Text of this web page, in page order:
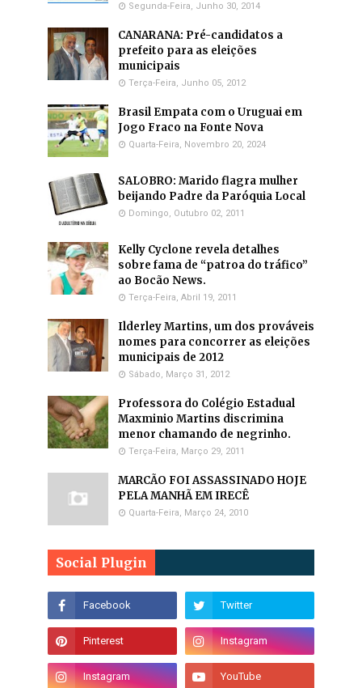
Segunda-Feira, Junho 30, 2014
CANARANA: Pré-candidatos a
prefeito para as eleições
municipais
Terça-Feira, Junho 05, 2012
Brasil Empata com o Uruguai em
Jogo Fraco na Fonte Nova
Quarta-Feira, Novembro 20, 2024
SALOBRO: Marido flagra mulher
beijando Padre da Paróquia Local
Domingo, Outubro 02, 2011
Kelly Cyclone revela detalhes
sobre fama de “patroa do tráfico”
ao Bocão News.
Terça-Feira, Abril 19, 2011
Ilderley Martins, um dos prováveis
nomes para concorrer as eleições
municipais de 2012
Sábado, Março 31, 2012
Professora do Colégio Estadual
Maxminio Martins discrimina
menor chamando de negrinho.
Terça-Feira, Março 29, 2011
MARCÃO FOI ASSASSINADO HOJE
PELA MANHÃ EM IRECÊ
Quarta-Feira, Março 24, 2010
Social Plugin